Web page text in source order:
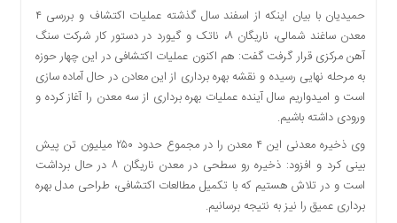
حمیدیان با بیان اینکه از اسفند سال گذشته عملیات اکتشاف و بررسی ۴
معدن ساغند شمالی، ناریگان ۸، ناتک و گیورد در دستور کار شرکت سنگ
آهن مرکزی قرار گرفت گفت: هم اکنون عملیات اکتشافی در این چهار حوزه
به مرحله نهایی رسیده و نقشه بهره برداری از این معادن در حال آماده سازی
است و امیدواریم سال آینده عملیات بهره برداری از سه معدن را آغاز کرده و
ورودی داشته باشیم.
وی ذخیره معدنی این ۴ معدن را در مجموع حدود ۲۵۰ میلیون تن پیش
بینی کرد و افزود: ذخیره رو سطحی در معدن ناریگان ۸ در حال برداشت
است و در تلاش هستیم که با تکمیل مطالعات اکتشافی، طراحی مدل بهره
برداری عمیق را نیز به نتیجه برسانیم.